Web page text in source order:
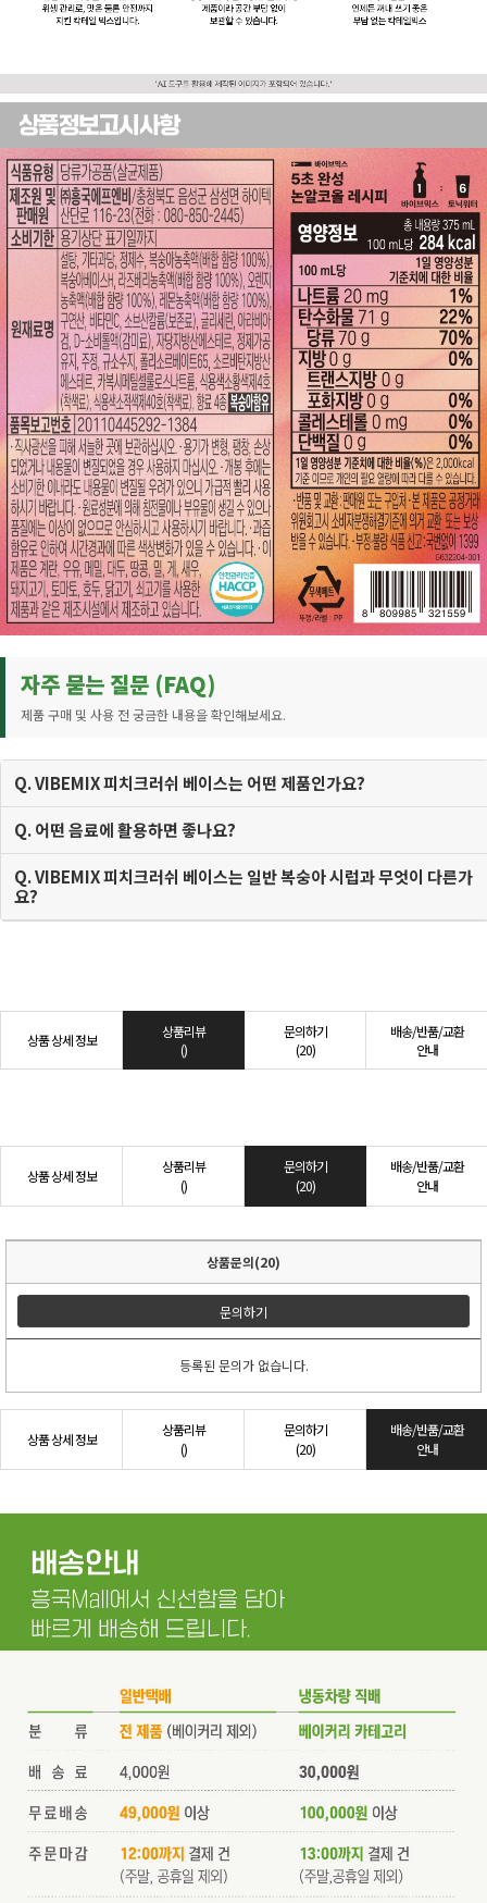
자주 묻는 질문 (FAQ)
제품 구매 및 사용 전 궁금한 내용을 확인해보세요.
Q. VIBEMIX 피치크러쉬 베이스는 어떤 제품인가요?
Q. 어떤 음료에 활용하면 좋나요?
Q. VIBEMIX 피치크러쉬 베이스는 일반 복숭아 시럽과 무엇이 다른가
요?
상품 상세 정보
상품리뷰
()
문의하기
(20)
배송/반품/교환
안내
상품 상세 정보
상품리뷰
()
문의하기
(20)
배송/반품/교환
안내
상품문의(20)
문의하기
등록된 문의가 없습니다.
상품 상세 정보
상품리뷰
()
문의하기
(20)
배송/반품/교환
안내